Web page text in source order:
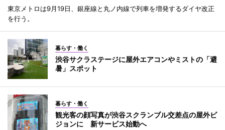
東京メトロは9月19日、銀座線と丸ノ内線で列車を増発するダイヤ改正
を行う。
暮らす・働く
渋谷サクラステージに屋外エアコンやミストの「避
暑」スポット
暮らす・働く
観光客の顔写真が渋谷スクランブル交差点の屋外ビ
ジョンに 新サービス始動へ